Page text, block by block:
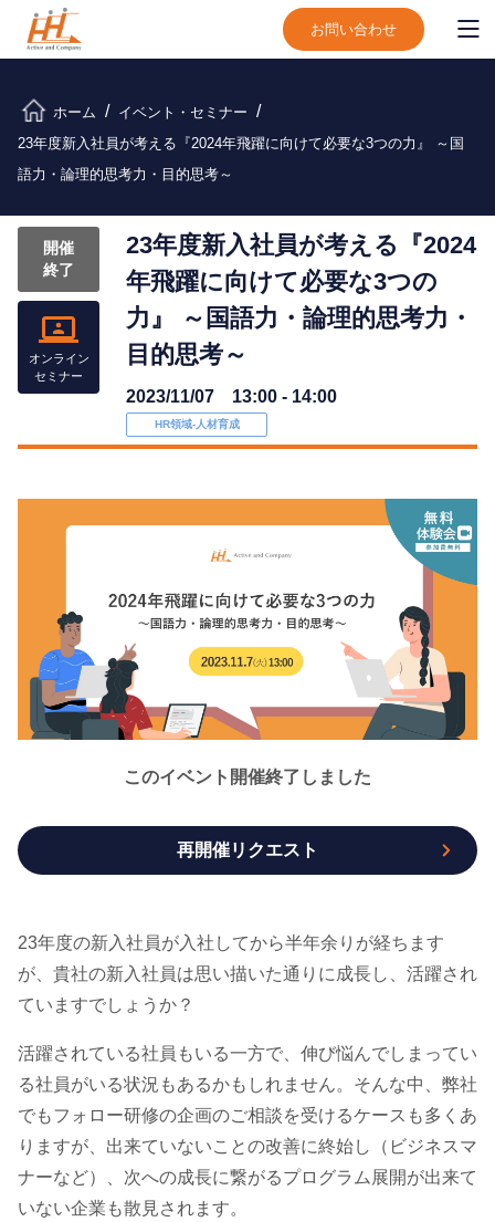
お問い合わせ
ホーム
イベント・セミナー
23年度新入社員が考える『2024年飛躍に向けて必要な3つの力』 ～国
語力・論理的思考力・目的思考～
開催
終了
オンライン
セミナー
23年度新入社員が考える『2024
年飛躍に向けて必要な3つの
力』 ～国語力・論理的思考力・
目的思考～
2023/11/07 13:00 - 14:00
HR領域-⼈材育成
23年度の新入社員が入社してから半年余りが経ちます
が、貴社の新入社員は思い描いた通りに成長し、活躍され
ていますでしょうか？
活躍されている社員もいる一方で、伸び悩んでしまってい
る社員がいる状況もあるかもしれません。そんな中、弊社
でもフォロー研修の企画のご相談を受けるケースも多くあ
りますが、出来ていないことの改善に終始し（ビジネスマ
ナーなど）、次への成長に繋がるプログラム展開が出来て
いない企業も散見されます。
このイベント開催終了しました
再開催リクエスト